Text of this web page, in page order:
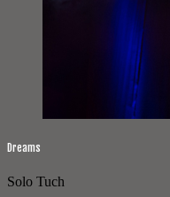
Dreams
Solo Tuch